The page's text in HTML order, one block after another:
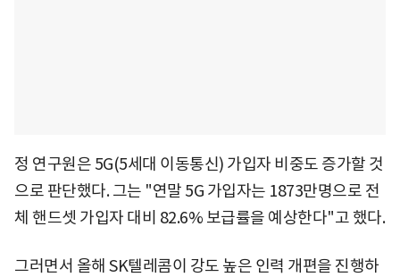
정 연구원은 5G(5세대 이동통신) 가입자 비중도 증가할 것
으로 판단했다. 그는 "연말 5G 가입자는 1873만명으로 전
체 핸드셋 가입자 대비 82.6% 보급률을 예상한다"고 했다.
그러면서 올해 SK텔레콤이 강도 높은 인력 개편을 진행하